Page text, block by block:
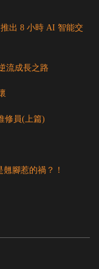
推出 8 小時 AI 智能交
流成長之路
修員(上篇)
腳惹的禍？！